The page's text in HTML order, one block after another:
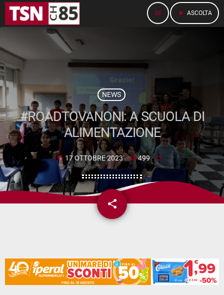
menu play_arrow ASCOLTA
NEWS
#ROADTOVANONI: A SCUOLA DI
ALIMENTAZIONE
today 17 OTTOBRE 2023 499
share
email